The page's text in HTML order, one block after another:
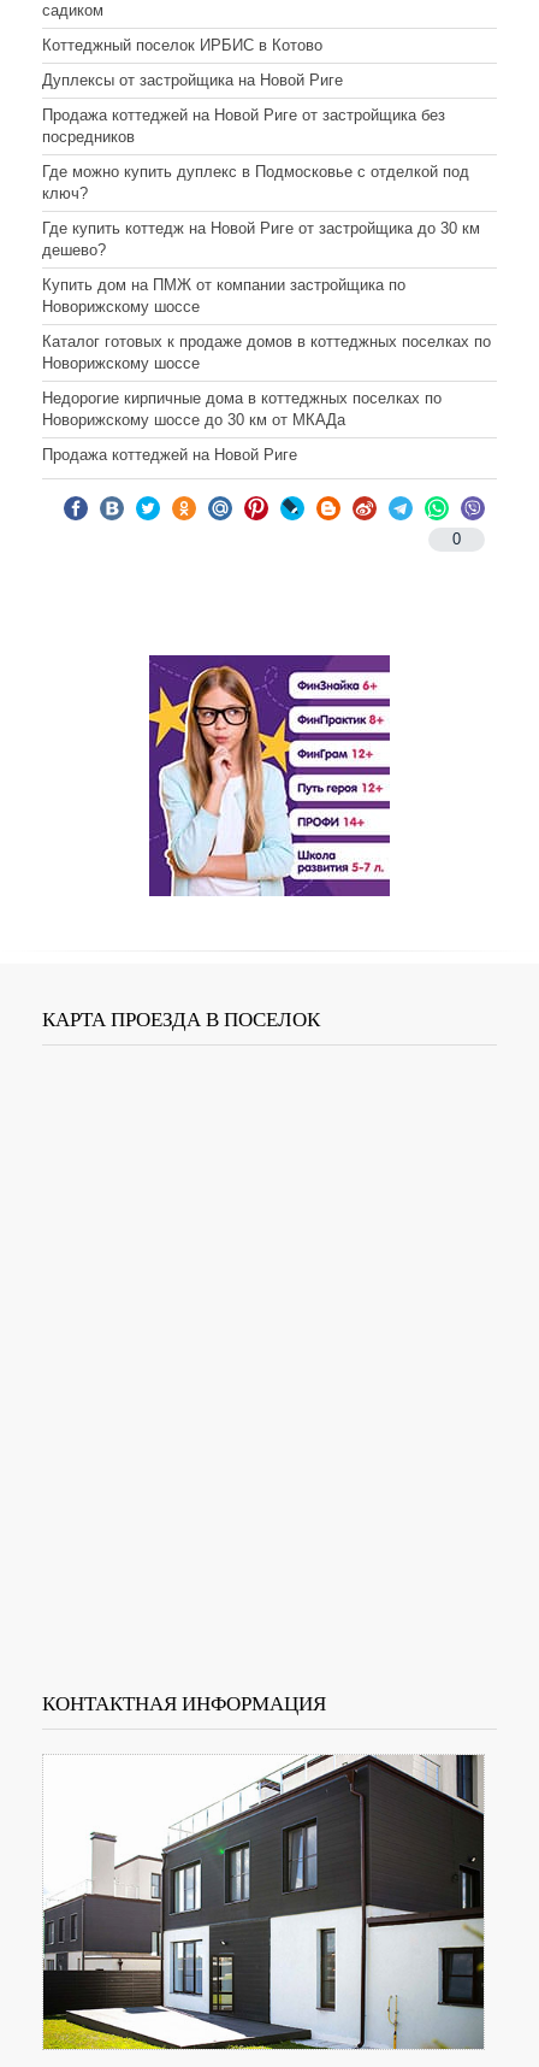
садиком
Коттеджный поселок ИРБИС в Котово
Дуплексы от застройщика на Новой Риге
Продажа коттеджей на Новой Риге от застройщика без
посредников
Где можно купить дуплекс в Подмосковье с отделкой под
ключ?
Где купить коттедж на Новой Риге от застройщика до 30 км
дешево?
Купить дом на ПМЖ от компании застройщика по
Новорижскому шоссе
Каталог готовых к продаже домов в коттеджных поселках по
Новорижскому шоссе
Недорогие кирпичные дома в коттеджных поселках по
Новорижскому шоссе до 30 км от МКАДа
Продажа коттеджей на Новой Риге
0
КАРТА ПРОЕЗДА В ПОСЕЛОК
КОНТАКТНАЯ ИНФОРМАЦИЯ